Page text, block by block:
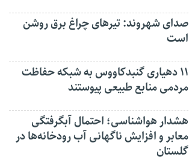
صدای شهروند: تیرهای چراغ برق روشن
است
۱۱ دهیاری گنبدکاووس به شبکه حفاظت
مردمی منابع طبیعی پیوستند
هشدار هواشناسی؛ احتمال آبگرفتگی
معابر و افزایش ناگهانی آب رودخانه‌ها در
گلستان